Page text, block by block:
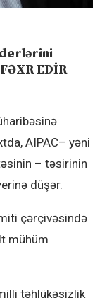
EDİR
AIPAC– yəni
– təsirinin
düşər.
çərçivəsində
mühüm
təhlükəsizlik